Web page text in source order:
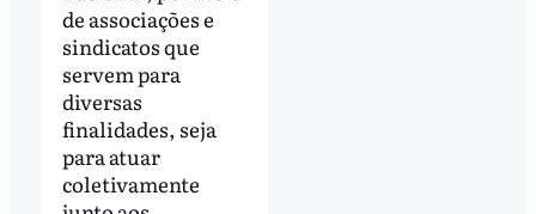
de associações e
sindicatos que
servem para
diversas
finalidades, seja
para atuar
coletivamente